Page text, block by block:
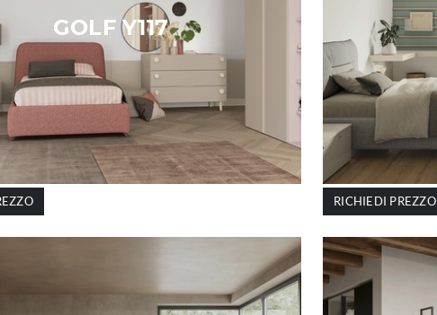
GOLF Y117
RICHIEDI PREZZO